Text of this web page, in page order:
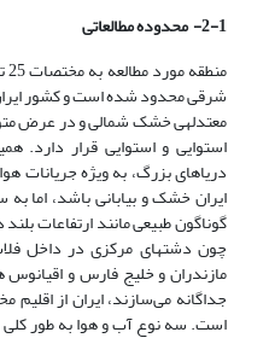
2-1- محدوده مطالعاتی
شرقی محدود شده است و کشور
معتدله­ی خشک شمالی و در عرض
استوایی و استوایی قرار دارد.
دریاهای بزرگ، به ویژه
ایران خشک و بیابانی باشد،
گوناگون طبیعی مانند ارتفاعات
چون دشت­های مرکزی در داخل
مازندران و خلیج فارس و اقیانوس
جداگانه می‌سازند، ایران از
است. سه نوع آب و هوا به طور